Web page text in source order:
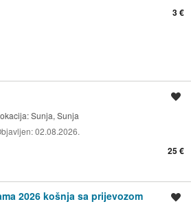
3 €
Sunja, Sunja
02.08.2026.
25 €
2026 košnja sa prijevozom